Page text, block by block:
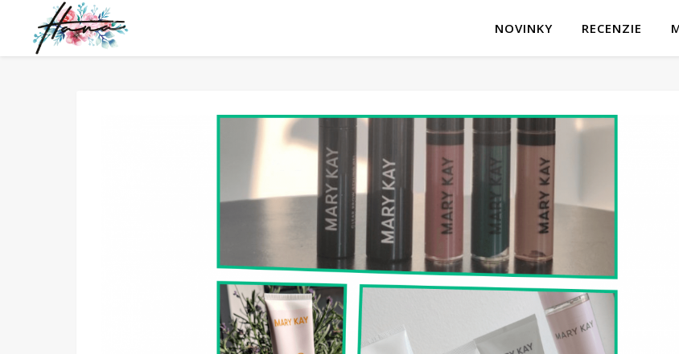
NOVINKY RECENZIE